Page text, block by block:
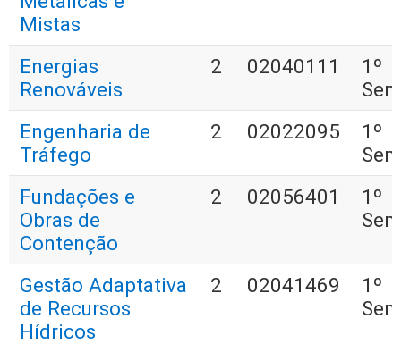
Mistas
Energias
Renováveis
2 02040111
1º
Engenharia de
Tráfego
2 02022095
1º
Fundações e
Obras de
Contenção
2 02056401
1º
Gestão Adaptativa
de Recursos
Hídricos
2 02041469
1º